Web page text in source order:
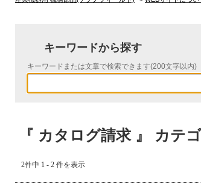
キーワードから探す
キーワードまたは文章で検索できます(200文字以内)
『 カタログ請求 』 カテ
2件中 1 - 2 件を表示